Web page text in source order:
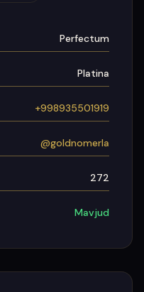
Perfectum
Platina
+998935501919
@goldnomerla
272
Mavjud